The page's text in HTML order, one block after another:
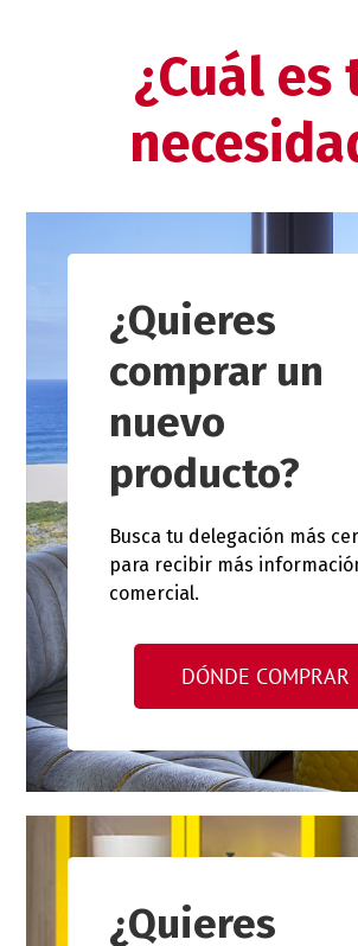
¿Cuál es
¿Quieres
comprar un
nuevo
producto?
Busca tu delegación más
para recibir más
comercial.
DÓNDE COMPRAR
¿Quieres